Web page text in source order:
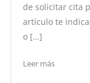
de solicitar cita
artículo te
o […]
Leer más